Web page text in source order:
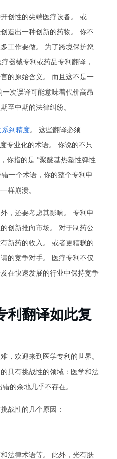
创性的尖端医疗设备。 或
造出一种创新的药物。 你不
工作要做。 为了跨境保护您
疗器械专利或药品专利翻译，
的原始含义。 而且这不是一
次误译可能意味着代价高昂
至中期的法律纠纷。
到精度。 这些翻译必须
专业化的术语。 你说的不只
你指的是 “聚醚基热塑性弹性
一个术语，你的整个专利申
样崩溃。
，还要考虑其影响。 专利申
创新推向市场。 对于制药公
新药的收入。 或者更糟糕的
的竞争对手。 医疗专利不仅
在快速发展的行业中保持竞争
利翻译如此复
，欢迎来到医学专利的世界。
具有挑战性的领域：医学和法
的余地几乎不存在。
战性的几个原因：
法律术语等。 此外，光有肤